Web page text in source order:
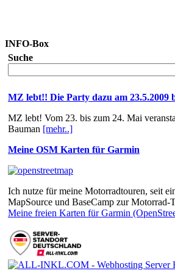
INFO-Box
Suche
MZ lebt!! Die Party dazu am 23.5.2009
MZ lebt! Vom 23. bis zum 24. Mai
Bauman [mehr..]
Meine OSM Karten für Garmin
Ich nutze für meine Motorradtouren, seit
MapSource und BaseCamp zur Motorrad-
Meine freien Karten für Garmin